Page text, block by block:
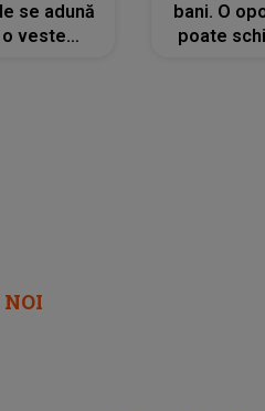
se adună
veste
bani. O
poate